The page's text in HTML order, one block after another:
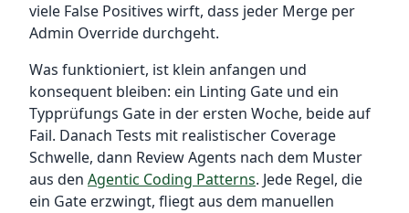
viele False Positives wirft, dass jeder Merge per
Admin Override durchgeht.
Was funktioniert, ist klein anfangen und
konsequent bleiben: ein Linting Gate und ein
Typprüfungs Gate in der ersten Woche, beide auf
Fail. Danach Tests mit realistischer Coverage
Schwelle, dann Review Agents nach dem Muster
aus den Agentic Coding Patterns. Jede Regel, die
ein Gate erzwingt, fliegt aus dem manuellen